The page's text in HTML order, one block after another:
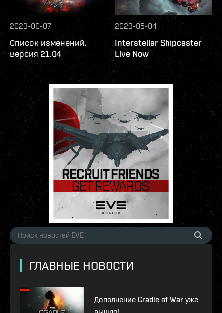
2023-06-07
Список изменений.
Версия 21.04
2023-05-04
Interstellar Shipcaster
Live Now
ГЛАВНЫЕ НОВОСТИ
Дополнение Cradle of War уже
вышло!